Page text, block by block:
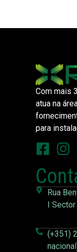
Com mais
atua na
para
Rua
I
(+351)